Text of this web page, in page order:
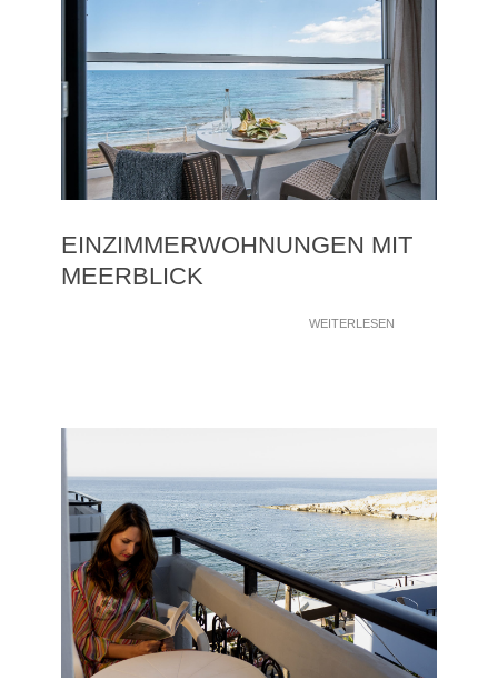
EINZIMMERWOHNUNGEN MIT
MEERBLICK
WEITERLESEN